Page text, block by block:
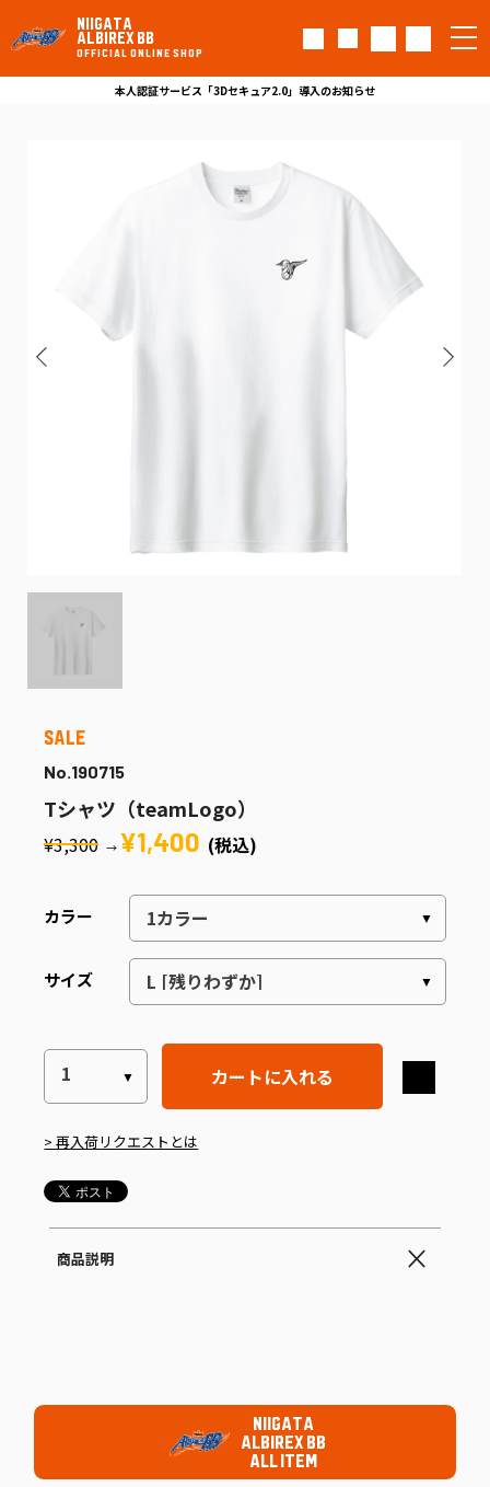
NIIGATA
ALBIREX BB
OFFICIAL ONLINE SHOP
本人認証サービス「3Dセキュア2.0」導入のお知らせ
No.190715
Tシャツ（teamLogo）
¥3,300 → ¥1,400 (税込)
カラー
サイズ
カートに入れる
> 再入荷リクエストとは
商品説明
NIIGATA
ALBIREX BB
ALL ITEM